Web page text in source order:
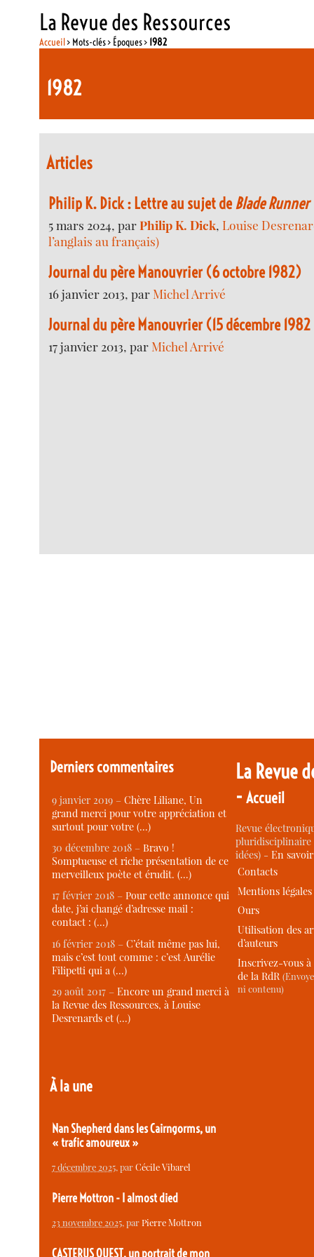
La Revue des Ressources
Accueil> Mots-clés > Époques > 1982
1982
Articles
Philip K. Dick : Lettre au sujet deBlade Runner
5 mars 2024, parPhilip K. Dick,Louise
l’anglais au français)
Journal du père Manouvrier (6 octobre 1982)
16 janvier 2013, parMichel Arrivé
Journal du père Manouvrier (15 décembre
17 janvier 2013, parMichel Arrivé
Derniers commentaires
9 janvier 2019 –Chère Liliane, Un
grand merci pour votre appréciation et
surtout pour votre (…)
30 décembre 2018 –Bravo !
Somptueuse et riche présentation de ce
merveilleux poète et érudit. (…)
17 février 2018 –Pour cette annonce qui
date, j’ai changé d’adresse mail :
contact : (…)
16 février 2018 –C’était même pas lui,
mais c’est tout comme : c’est Aurélie
Filipetti qui a (…)
29 août 2017 –Encore un grand merci à
la Revue des Ressources, à Louise
Desrenards et (…)
À la une
Nan Shepherd dans les Cairngorms, un
« trafic amoureux »
7 décembre 2025, parCécile Vibarel
Pierre Mottron - I almost died
23 novembre 2025, parPierre Mottron
CASTERUS OUEST, un portrait de mon
La Revue
-Accueil
Revue
idées) -En
Contacts
Mentions légales
Ours
Utilisation des
d’auteurs
Inscrivez-vous
de la RdR
ni contenu)